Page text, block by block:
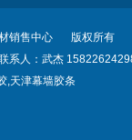
销售中心
版权所有
系人：武杰
,天津幕墙胶条